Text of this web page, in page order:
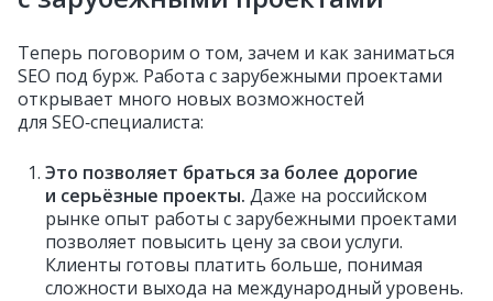
Теперь поговорим о том, зачем и как заниматься
SEO под бурж. Работа с зарубежными проектами
открывает много новых возможностей
для SEO‑специалиста:
Это позволяет браться за более дорогие
и серьёзные проекты. Даже на российском
рынке опыт работы с зарубежными проектами
позволяет повысить цену за свои услуги.
Клиенты готовы платить больше, понимая
сложности выхода на международный уровень.